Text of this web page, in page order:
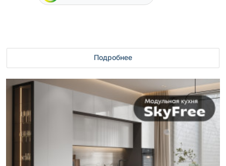
Подробнее